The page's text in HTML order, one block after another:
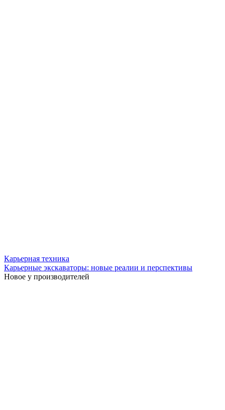
Карьерная техника
Карьерные экскаваторы: новые реалии и перспективы
Новое у производителей